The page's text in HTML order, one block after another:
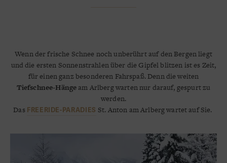
Wenn der frische Schnee noch unberührt auf den Bergen liegt
und die ersten Sonnenstrahlen über die Gipfel blitzen ist es Zeit,
für einen ganz besonderen Fahrspaß. Denn die weiten
Tiefschnee-Hänge am Arlberg warten nur darauf, gespurt zu
werden.
Das FREERIDE-PARADIES St. Anton am Arlberg wartet auf Sie.